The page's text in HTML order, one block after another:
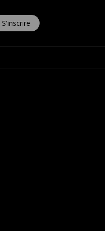
S'inscrire